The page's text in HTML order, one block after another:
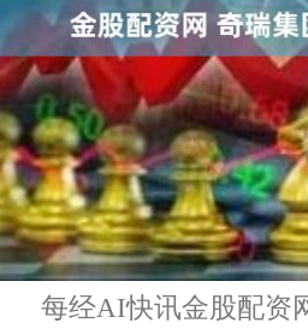
每经AI快讯金股配资网